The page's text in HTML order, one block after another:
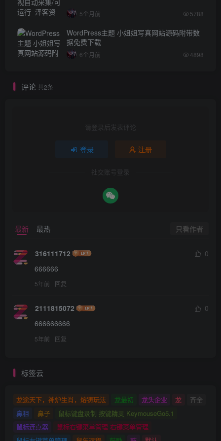
5个月前 5788
WordPress主题 小姐姐写真网站源码附带数
据免费下载
6个月前 4898
评论 共2条
请登录后发表评论
登录 注册
社交账号登录
最新 最热 只看作者
316111712
0
666666
5年前 回复
2111815072
0
666666666
5年前 回复
标签云
龙途天下，神炉生肖，熔铸玩法 龙最初 龙头企业 龙
齐全
鼻祖
鼻子
鼠标键盘录制 按键精灵 KeymouseGo5.1
鼠标连点器
鼠标右键菜单管理 右键菜单管理